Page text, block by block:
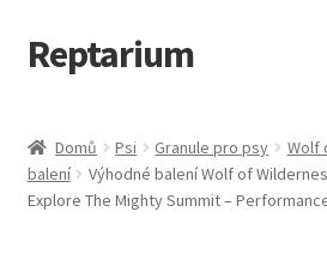
Přeskočit
na
Přejít
k
webu
Reptarium
Košík
Domů Psi Granule pro psy Wolf
balení
Výhodné balení Wolf of
Explore The Mighty Summit –